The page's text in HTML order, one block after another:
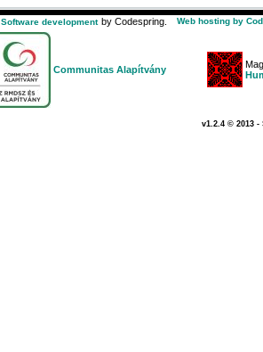
Software development by Codespring. Web hosting by
Communitas Alapítvány
v1.2.4 © 2013